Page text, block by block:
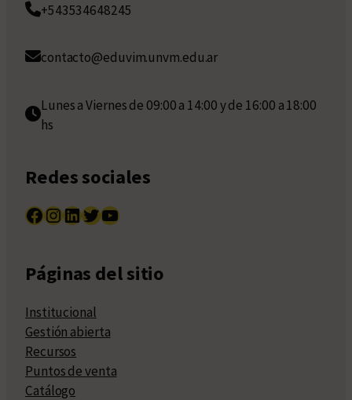
+543534648245
contacto@eduvim.unvm.edu.ar
Lunes a Viernes de 09:00 a 14:00 y de 16:00 a 18:00
hs
Redes sociales
Facebook InstagramLinkedIn Twitter YouTube
Páginas del sitio
Institucional
Gestión abierta
Recursos
Puntos de venta
Catálogo